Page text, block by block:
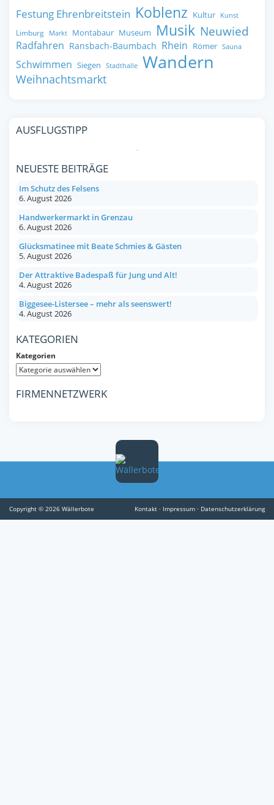
Festung Ehrenbreitstein Koblenz Kultur Kunst
Limburg Markt Montabaur Museum Musik Neuwied
Radfahren Ransbach-Baumbach Rhein Römer Sauna
Schwimmen Siegen Stadthalle Wandern
Weihnachtsmarkt
AUSFLUGSTIPP
NEUESTE BEITRÄGE
Im Schutz des Felsens
6. August 2026
Handwerkermarkt in Grenzau
6. August 2026
Glücksmatinee mit Beate Schmies & Gästen
5. August 2026
Der Attraktive Badespaß für Jung und Alt!
4. August 2026
Biggesee-Listersee – mehr als seenswert!
4. August 2026
KATEGORIEN
Kategorien
FIRMENNETZWERK
Copyright © 2026 Wällerbote Kontakt · Impressum · Datenschutzerklärung